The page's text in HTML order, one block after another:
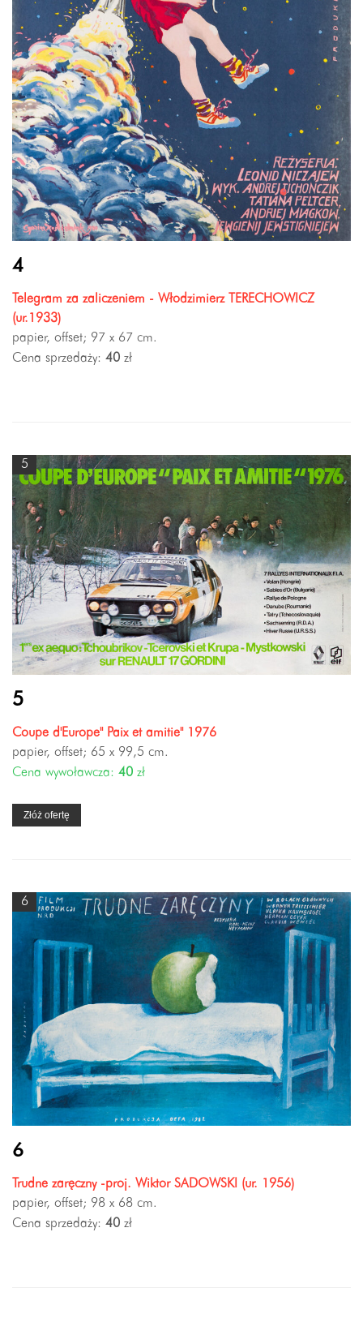
4
Telegram za zaliczeniem - Włodzimierz TERECHOWICZ
(ur.1933)
papier, offset; 97 x 67 cm.
Cena sprzedaży: 40 zł
5
5
Coupe d'Europe" Paix et amitie" 1976
papier, offset; 65 x 99,5 cm.
Cena wywoławcza: 40 zł
Złóż ofertę
6
6
Trudne zaręczny -proj. Wiktor SADOWSKI (ur. 1956)
papier, offset; 98 x 68 cm.
Cena sprzedaży: 40 zł